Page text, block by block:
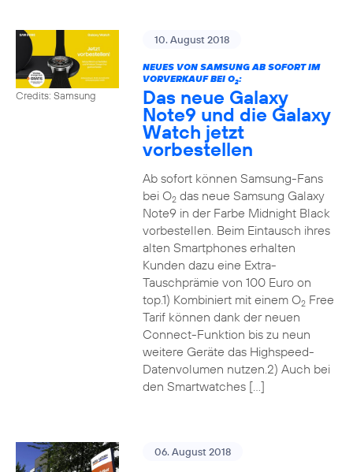
Credits: Samsung
10. August 2018
NEUES VON SAMSUNG AB SOFORT IM
VORVERKAUF BEI O2:
Das neue Galaxy
Note9 und die Galaxy
Watch jetzt
vorbestellen
Ab sofort können Samsung-Fans
bei O2das neue Samsung Galaxy
Note9 in der Farbe Midnight Black
vorbestellen. Beim Eintausch ihres
alten Smartphones erhalten
Kunden dazu eine Extra-
Tauschprämie von 100 Euro on
top.1) Kombiniert mit einem O2Free
Tarif können dank der neuen
Connect-Funktion bis zu neun
weitere Geräte das Highspeed-
Datenvolumen nutzen.2) Auch bei
den Smartwatches […]
06. August 2018